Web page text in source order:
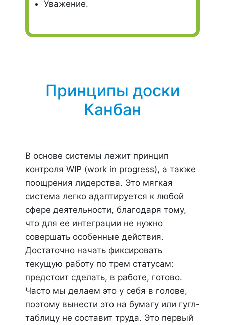
Уважение.
Принципы доски
Канбан
В основе системы лежит принцип
контроля WIP (work in progress), а также
поощрения лидерства. Это мягкая
система легко адаптируется к любой
сфере деятельности, благодаря тому,
что для ее интеграции не нужно
совершать особенные действия.
Достаточно начать фиксировать
текущую работу по трем статусам:
предстоит сделать, в работе, готово.
Часто мы делаем это у себя в голове,
поэтому вынести это на бумагу или гугл-
таблицу не составит труда. Это первый